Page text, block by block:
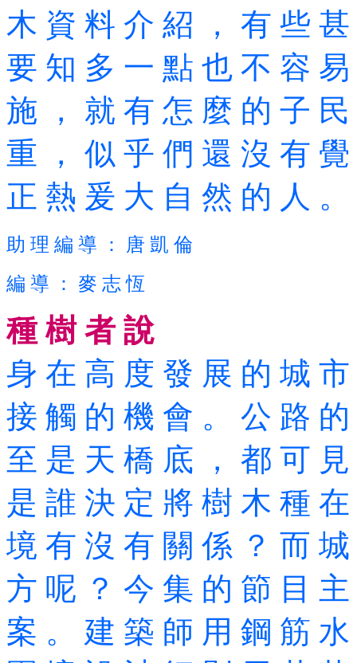
木 資 料 介 紹 ， 有 些
要 知 多 一 點 也 不 容
施 ， 就 有 怎 麼 的 子
重 ， 似 乎 們 還 沒 有
正 熱 爰 大 自 然 的 人 。
助 理 編 導 ： 唐 凱 倫
編 導 ： 麥 志 恆
種 樹 者 說
身 在 高 度 發 展 的 城
接 觸 的 機 會 。 公 路
至 是 天 橋 底 ， 都 可
是 誰 決 定 將 樹 木 種
境 有 沒 有 關 係 ？ 而
方 呢 ？ 今 集 的 節 目
案 。 建 築 師 用 鋼 筋